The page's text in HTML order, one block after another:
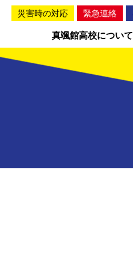
真颯館高校について
災害時の対応 緊急連絡